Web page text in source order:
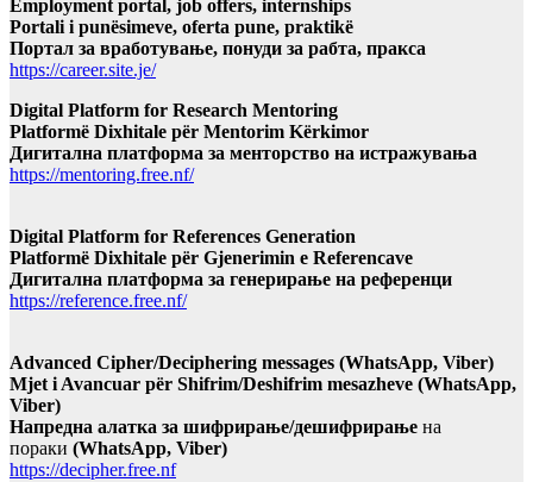
Employment portal, job offers, internships
Portali i punësimeve, oferta pune, praktikë
Портал за вработување, понуди за рабта, пракса
https://career.site.je/
Digital Platform for Research Mentoring
Platformë Dixhitale për Mentorim Kërkimor
Дигитална платформа за менторство на истражувања
https://mentoring.free.nf/
Digital Platform for References Generation
Platformë Dixhitale për Gjenerimin e Referencave
Дигитална платформа за генерирање на референци
https://reference.free.nf/
Advanced Cipher/Deciphering messages (WhatsApp, Viber)
Mjet i Avancuar për Shifrim/Deshifrim mesazheve (WhatsApp,
Viber)
Напредна алатка за шифрирање/дешифрирање на
пораки (WhatsApp, Viber)
https://decipher.free.nf